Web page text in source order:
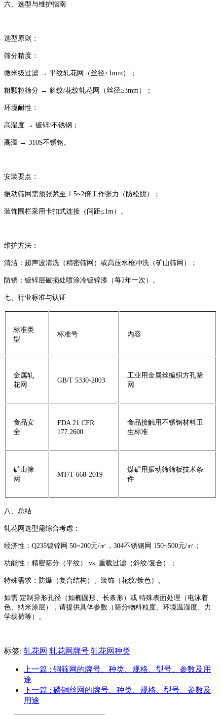
‌六、选型与维护指南‌
‌选型原则‌：
‌筛分精度‌：
微米级过滤 → 平纹轧花网（丝径≤1mm）；
粗颗粒筛分 → 斜纹/花纹轧花网（丝径≥3mm）；
‌环境耐性‌：
高湿度 → 镀锌/不锈钢；
高温 → 310S不锈钢。
‌安装要点‌：
振动筛网需预张紧至 ‌1.5~2倍工作张力‌（防松脱）；
装饰围栏采用卡扣式连接（间距≤1m）。
‌维护方法‌：
‌清洁‌：超声波清洗（精密筛网）或高压水枪冲洗（矿山筛网）；
‌防锈‌：镀锌层破损处喷涂冷镀锌漆（每2年一次）。
‌七、行业标准与认证‌
‌标准类
型‌
‌标准号‌ ‌内容‌
‌金属轧
花网‌
GB/T 5330-2003
工业用金属丝编织方孔筛
网
‌食品安
全‌
FDA 21 CFR
177.2600
食品接触用不锈钢材料卫
生标准
‌矿山筛
网‌
MT/T 668-2019
煤矿用振动筛筛板技术条
件
‌八、总结‌
轧花网选型需综合考虑：
‌经济性‌：Q235镀锌网 ‌50~200元/㎡‌，304不锈钢网 ‌150~500元/㎡‌；
‌功能性‌：精密筛分（平纹） vs. 重载过滤（斜纹/复合）；
‌特殊需求‌：防爆（复合结构）、装饰（花纹/镀色）。
如需 ‌定制异形孔径‌（如椭圆形、长条形）或 ‌特殊表面处理‌（电泳着
色、纳米涂层），请提供具体参数（筛分物料粒度、环境温湿度、力
学载荷等）。
标签: 轧花网 轧花网牌号 轧花网种类
上一篇 : 铜筛网的牌号、种类、规格、型号、参数及用
途
下一篇 : 磷铜丝网的牌号、种类、规格、型号、参数及
用途